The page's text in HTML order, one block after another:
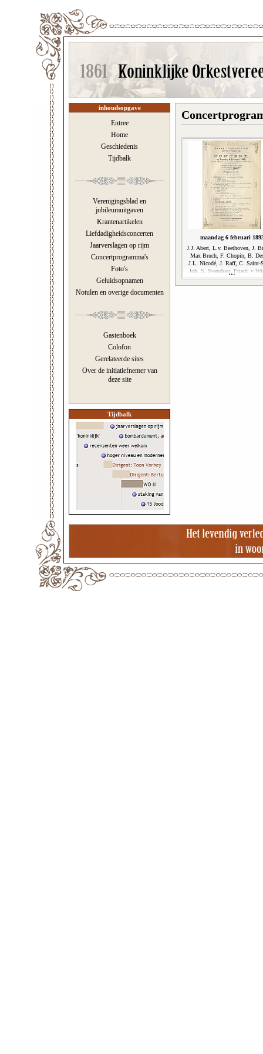
inhoudsopgave
Entree
Home
Geschiedenis
Tijdbalk
Verenigingsblad en
jubileumuitgaven
Krantenartikelen
Liefdadigheidsconcerten
Jaarverslagen op rijm
Concertprogramma's
Foto's
Geluidsopnamen
Notulen en overige documenten
Gastenboek
Colofon
Gerelateerde sites
Over de initiatiefnemer van
deze site
Tijdbalk
maandag 6 februari
J.J. Abert, L.v. Beethoven, J.
Max Bruch, F. Chopin, B.
J.L. Nicodé, J. Raff, C. Saint-
Joh. S. Svendsen, Friedr. v